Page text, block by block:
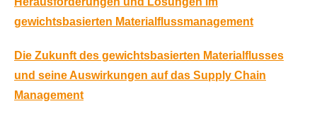
gewichtsbasierten Materialflussmanagement
Die Zukunft des gewichtsbasierten Materialflusses
und seine Auswirkungen auf das Supply Chain
Management